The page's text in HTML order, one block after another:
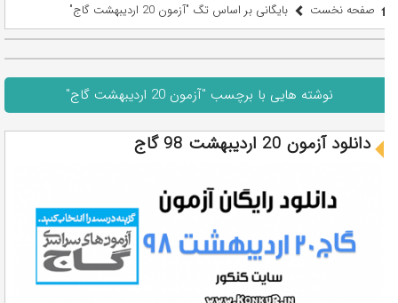
صفحه نخست بایگانی بر اساس تگ "آزمون 20 اردیبهشت گاج"
نوشته هایی با برچسب "آزمون 20 اردیبهشت گاج"
دانلود آزمون 20 اردیبهشت 98 گاج